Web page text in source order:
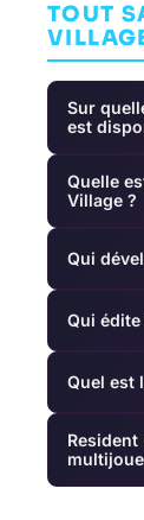
TOUT
Sur
est
Quelle
Village ?
Qui
Qui édite
Quel est
Watch